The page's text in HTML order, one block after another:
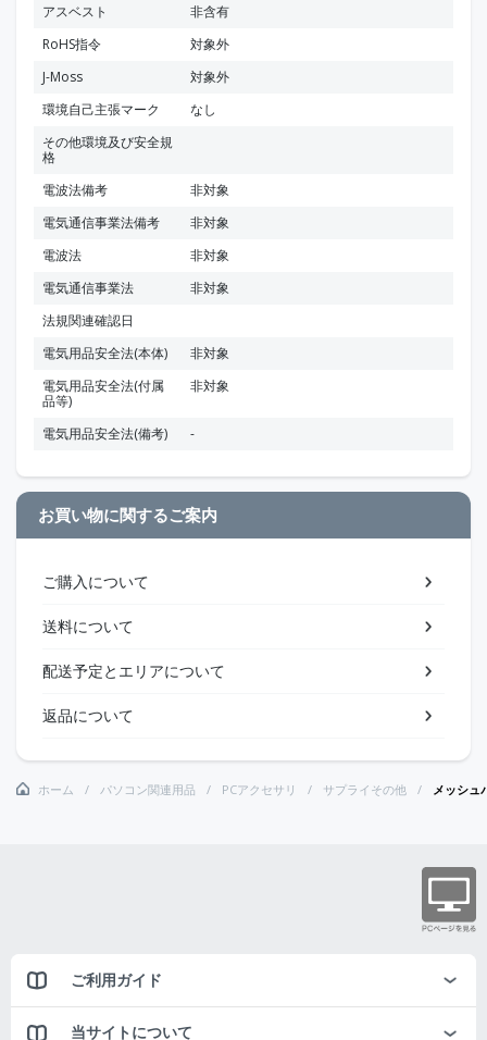
アスベスト
非含有
RoHS指令
対象外
J-Moss
対象外
環境自己主張マーク
なし
その他環境及び安全規
格
電波法備考
非対象
電気通信事業法備考
非対象
電波法
非対象
電気通信事業法
非対象
法規関連確認日
電気用品安全法(本体)
非対象
電気用品安全法(付属
品等)
非対象
電気用品安全法(備考) -
お買い物に関するご案内
ご購入について
送料について
配送予定とエリアについて
返品について
ホーム パソコン関連用品 PCアクセサリ サプライその他 メッシュ
ご利用ガイド
当サイトについて